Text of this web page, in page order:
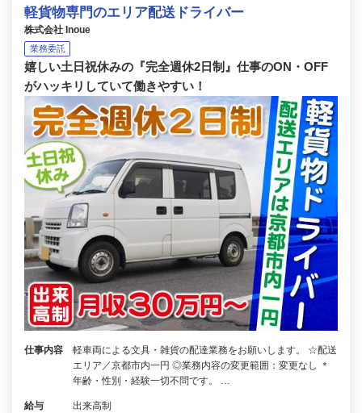
軽貨物専門のエリア配送ドライバー
株式会社 Inoue
業務委託
嬉しい土日祝休みの『完全週休2日制』仕事のON・OFF
がハッキリしていて働きやすい！
仕事内容
軽車両による文具・雑貨の配達業務をお願いします。 ☆配送
エリア／京都市内一円 ◎業務内容の変更範囲：変更なし ＊
年齢・性別・経験一切不問です。 …
給与 出来高制